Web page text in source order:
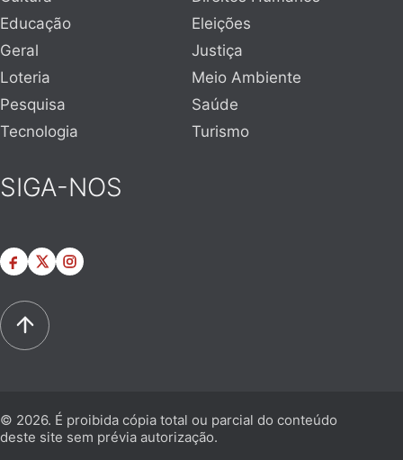
Educação
Eleições
Geral
Justiça
Loteria
Meio Ambiente
Pesquisa
Saúde
Tecnologia
Turismo
SIGA-NOS
© 2026. É proibida cópia total ou parcial do conteúdo
deste site sem prévia autorização.